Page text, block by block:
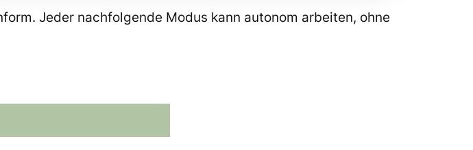
Jeder nachfolgende Modus kann autonom arbeiten, ohne